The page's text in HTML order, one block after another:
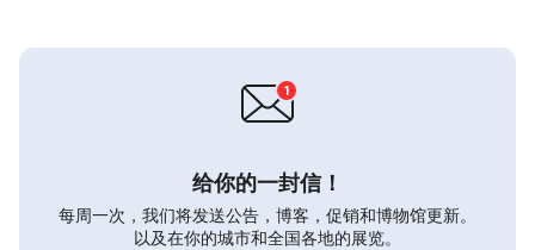
给你的一封信！
每周一次，我们将发送公告，博客，促销和博物馆更新。
以及在你的城市和全国各地的展览。